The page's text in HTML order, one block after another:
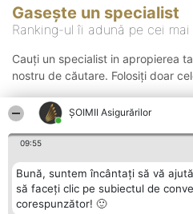
ȘOIMII Asigurărilor
09:55
Bună, suntem încântați să vă
să faceți clic pe subiectul de
corespunzător! 🙂
Gasește un specialist
Ranking-ul îi adună pe cei
Cauți un specialist in apropierea
nostru de căutare. Folosiți doar